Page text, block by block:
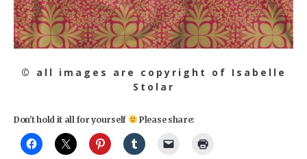
© all images are copyright of Isabelle
Stolar
Don't hold it all for yourself Please share: